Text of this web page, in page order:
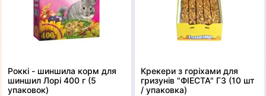
Роккі - шиншила корм для
шиншил Лорі 400 г (5
упаковок)
Крекери з горіхами для
гризунів "ФІЕСТА" Г3 (10 шт
/ упаковка)